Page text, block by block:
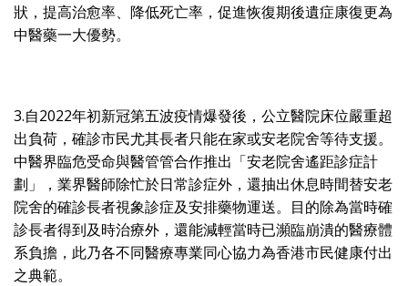
狀，提高治愈率、降低死亡率，促進恢復期後遺症康復更為
中醫藥一大優勢。
3.自2022年初新冠第五波疫情爆發後，公立醫院床位嚴重超
出負荷，確診市民尤其長者只能在家或安老院舍等待支援。
中醫界臨危受命與醫管管合作推出「安老院舍遙距診症計
劃」，業界醫師除忙於日常診症外，還抽出休息時間替安老
院舍的確診長者視象診症及安排藥物運送。目的除為當時確
診長者得到及時治療外，還能減輕當時已瀕臨崩潰的醫療體
系負擔，此乃各不同醫療專業同心協力為香港市民健康付出
之典範。